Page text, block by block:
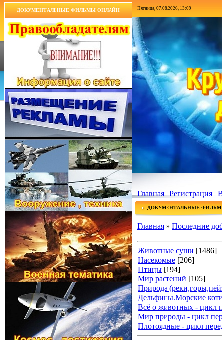
ДОКУМЕНТАЛЬНЫЕ ФИЛЬМЫ ОНЛАЙН Пятница, 07.08.2026, 13:09
Главная|Регистрация |
ДОКУМЕНТАЛЬНЫЕ
Главная » Последние
Животные суши [1486]
Насекомые [206]
Птицы [194]
Мир растений [105]
Природа
Дельфины.Морские
Всё о животных - цикл
Мир природы - цикл
Плотоядные - цикл